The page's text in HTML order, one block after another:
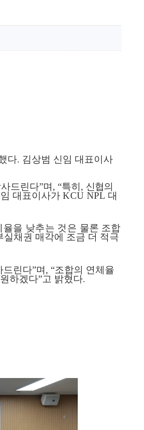
다. 김상범 신임 대표이사
드린다”며, “특히, 신협의
대표이사가KCU NPL 대
율을 낮추는 것은 물론 조합
채권 매각에 조금 더 적극
드린다”며, “조합의 연체율
하겠다”고 밝혔다.